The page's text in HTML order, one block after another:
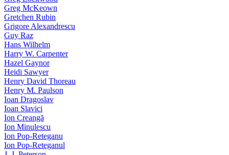
Greg McKeown
Gretchen Rubin
Grigore Alexandrescu
Guy Raz
Hans Wilhelm
Harry W. Carpenter
Hazel Gaynor
Heidi Sawyer
Henry David Thoreau
Henry M. Paulson
Ioan Dragoslav
Ioan Slavici
Ion Creangă
Ion Minulescu
Ion Pop-Reteganu
Ion Pop-Reteganul